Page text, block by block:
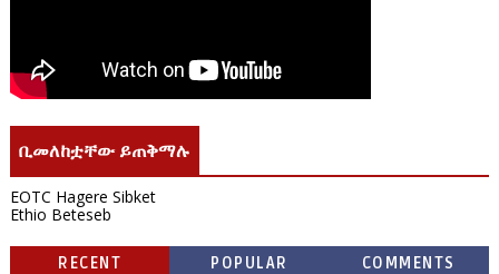
ቢመለከቷቸው ይጠቅማሉ
EOTC Hagere Sibket
Ethio Beteseb
RECENT POPULAR COMMENTS